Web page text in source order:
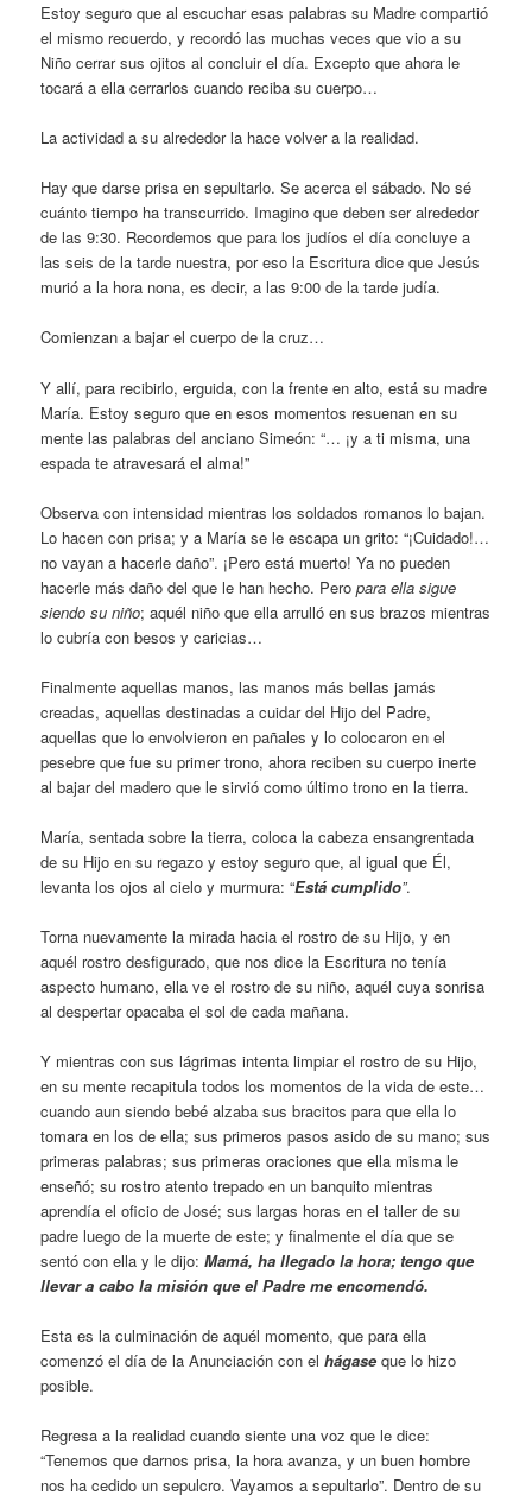
Estoy seguro que al escuchar esas palabras su Madre compartió
el mismo recuerdo, y recordó las muchas veces que vio a su
Niño cerrar sus ojitos al concluir el día. Excepto que ahora le
tocará a ella cerrarlos cuando reciba su cuerpo…
La actividad a su alrededor la hace volver a la realidad.
Hay que darse prisa en sepultarlo. Se acerca el sábado. No sé
cuánto tiempo ha transcurrido. Imagino que deben ser alrededor
de las 9:30. Recordemos que para los judíos el día concluye a
las seis de la tarde nuestra, por eso la Escritura dice que Jesús
murió a la hora nona, es decir, a las 9:00 de la tarde judía.
Comienzan a bajar el cuerpo de la cruz…
Y allí, para recibirlo, erguida, con la frente en alto, está su madre
María. Estoy seguro que en esos momentos resuenan en su
mente las palabras del anciano Simeón: “… ¡y a ti misma, una
espada te atravesará el alma!”
Observa con intensidad mientras los soldados romanos lo bajan.
Lo hacen con prisa; y a María se le escapa un grito: “¡Cuidado!…
no vayan a hacerle daño”. ¡Pero está muerto! Ya no pueden
hacerle más daño del que le han hecho. Peropara ella sigue
siendo su niño; aquél niño que ella arrulló en sus brazos mientras
lo cubría con besos y caricias…
Finalmente aquellas manos, las manos más bellas jamás
creadas, aquellas destinadas a cuidar del Hijo del Padre,
aquellas que lo envolvieron en pañales y lo colocaron en el
pesebre que fue su primer trono, ahora reciben su cuerpo inerte
al bajar del madero que le sirvió como último trono en la tierra.
María, sentada sobre la tierra, coloca la cabeza ensangrentada
de su Hijo en su regazo y estoy seguro que, al igual que Él,
levanta los ojos al cielo y murmura: “Está cumplido”.
Torna nuevamente la mirada hacia el rostro de su Hijo, y en
aquél rostro desfigurado, que nos dice la Escritura no tenía
aspecto humano, ella ve el rostro de su niño, aquél cuya sonrisa
al despertar opacaba el sol de cada mañana.
Y mientras con sus lágrimas intenta limpiar el rostro de su Hijo,
en su mente recapitula todos los momentos de la vida de este…
cuando aun siendo bebé alzaba sus bracitos para que ella lo
tomara en los de ella; sus primeros pasos asido de su mano; sus
primeras palabras; sus primeras oraciones que ella misma le
enseñó; su rostro atento trepado en un banquito mientras
aprendía el oficio de José; sus largas horas en el taller de su
padre luego de la muerte de este; y finalmente el día que se
sentó con ella y le dijo:Mamá, ha llegado la hora; tengo que
llevar a cabo la misión que el Padre me encomendó.
Esta es la culminación de aquél momento, que para ella
comenzó el día de la Anunciación con elhágase que lo hizo
posible.
Regresa a la realidad cuando siente una voz que le dice:
“Tenemos que darnos prisa, la hora avanza, y un buen hombre
nos ha cedido un sepulcro. Vayamos a sepultarlo”. Dentro de su